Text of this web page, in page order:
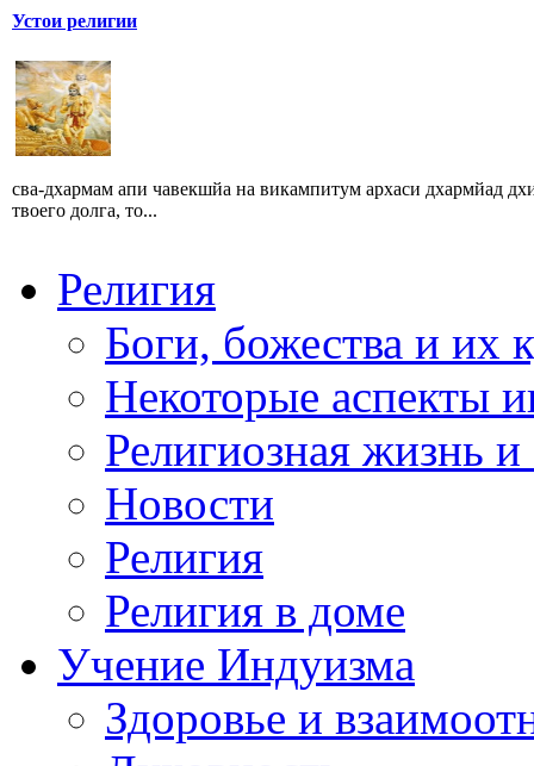
Устои религии
сва-дхармам апи чавекшйа на викампитум архаси дхармйад
твоего долга, то...
Религия
Боги, божества и их
Некоторые аспекты
Религиозная жизнь
Новости
Религия
Религия в доме
Учение Индуизма
Здоровье и